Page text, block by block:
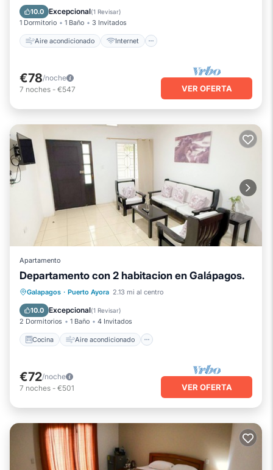
10.0 Excepcional(1 Revisar)
1 Dormitorio 1 Baño 3 Invitados
Aire acondicionado Internet
Apto para niños
€78/noche
7 noches - €547 VER OFERTA
Apartamento
Departamento con 2 habitacion en Galápagos.
Galapagos · Puerto Ayora 2.13 mi al centro
10.0 Excepcional(1 Revisar)
2 Dormitorios 1 Baño 4 Invitados
Cocina Aire acondicionado
Cocina Aire acondicionado
Apto para niños
€72/noche
7 noches - €501 VER OFERTA